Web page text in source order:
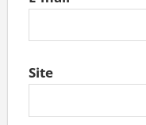
Site